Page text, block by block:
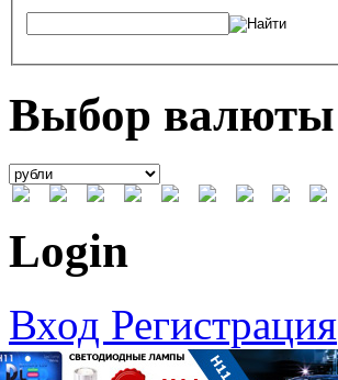
Выбор валюты
Login
Вход Регистрация